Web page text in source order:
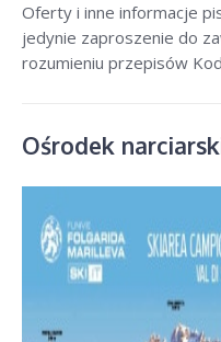
Oferty i inne informacje
jedynie zaproszenie do
rozumieniu przepisów
Ośrodek